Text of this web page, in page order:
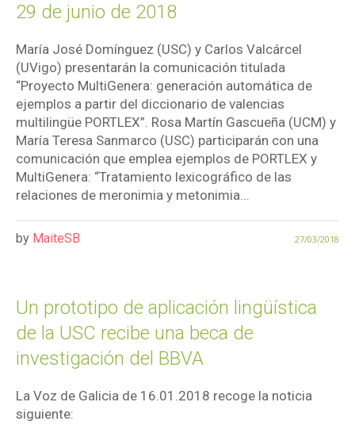
29 de junio de 2018
María José Domínguez (USC) y Carlos Valcárcel
(UVigo) presentarán la comunicación titulada
“Proyecto MultiGenera: generación automática de
ejemplos a partir del diccionario de valencias
multilingüe PORTLEX”. Rosa Martín Gascueña (UCM) y
María Teresa Sanmarco (USC) participarán con una
comunicación que emplea ejemplos de PORTLEX y
MultiGenera: “Tratamiento lexicográfico de las
relaciones de meronimia y metonimia...
27/03/2018
by MaiteSB
Un prototipo de aplicación lingüística
de la USC recibe una beca de
investigación del BBVA
La Voz de Galicia de 16.01.2018 recoge la noticia
siguiente: